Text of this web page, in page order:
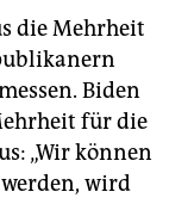
die Mehrheit
Biden
für die
„Wir können
wird